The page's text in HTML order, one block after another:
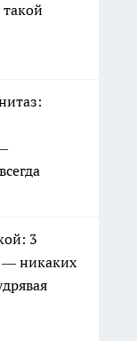
3
— никаких